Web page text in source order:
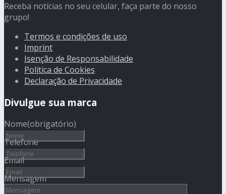
Receba notícias no seu celular, faça parte do nosso
grupo!
Termos e condições de uso
Imprint
Isenção de Responsabilidade
Política de Cookies
Declaração de Privacidade
Divulgue sua marca
Nome(obrigatório)
Telefone
Email
Mensagem